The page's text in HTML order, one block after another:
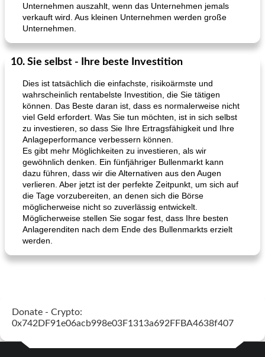
Unternehmen auszahlt, wenn das Unternehmen jemals
verkauft wird. Aus kleinen Unternehmen werden große
Unternehmen.
10. Sie selbst - Ihre beste Investition
Dies ist tatsächlich die einfachste, risikoärmste und
wahrscheinlich rentabelste Investition, die Sie tätigen
können. Das Beste daran ist, dass es normalerweise nicht
viel Geld erfordert. Was Sie tun möchten, ist in sich selbst
zu investieren, so dass Sie Ihre Ertragsfähigkeit und Ihre
Anlageperformance verbessern können.
Es gibt mehr Möglichkeiten zu investieren, als wir
gewöhnlich denken. Ein fünfjähriger Bullenmarkt kann
dazu führen, dass wir die Alternativen aus den Augen
verlieren. Aber jetzt ist der perfekte Zeitpunkt, um sich auf
die Tage vorzubereiten, an denen sich die Börse
möglicherweise nicht so zuverlässig entwickelt.
Möglicherweise stellen Sie sogar fest, dass Ihre besten
Anlagerenditen nach dem Ende des Bullenmarkts erzielt
werden.
Donate - Crypto:
0x742DF91e06acb998e03F1313a692FFBA4638f407